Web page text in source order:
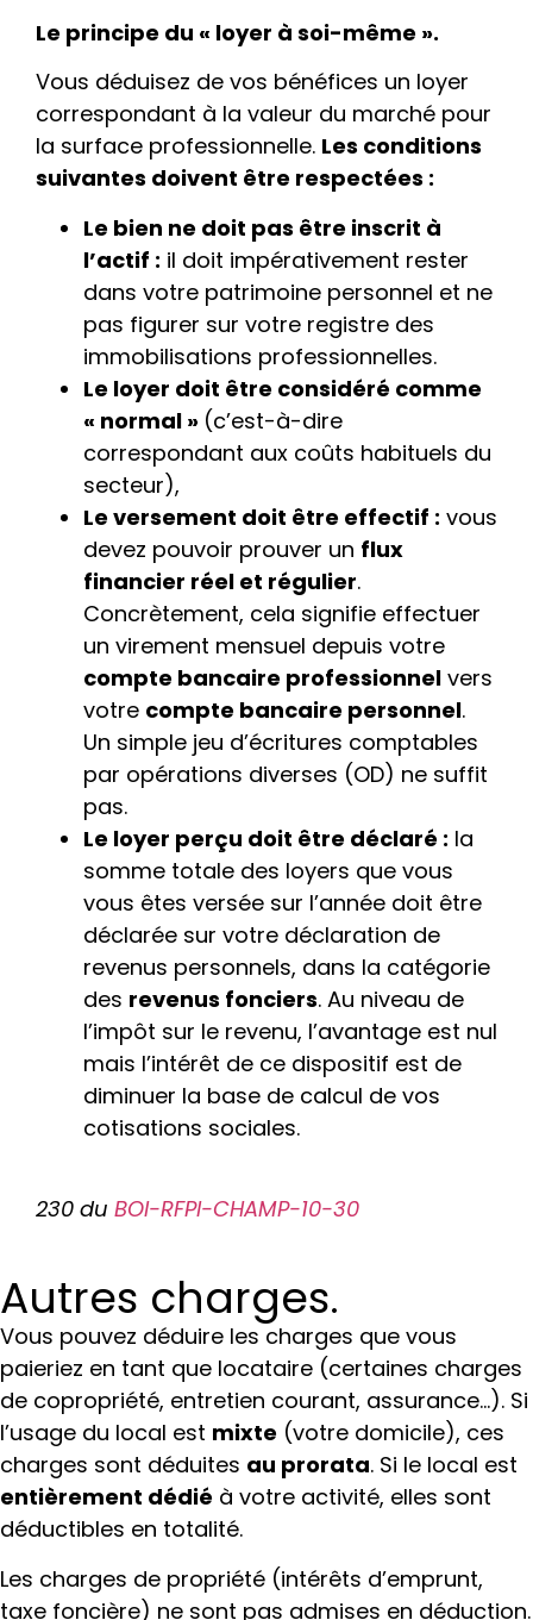
Le principe du « loyer à soi-même ».
Vous déduisez de vos bénéfices un loyer
correspondant à la valeur du marché pour
la surface professionnelle. Les conditions
suivantes doivent être respectées :
Le bien ne doit pas être inscrit à
l’actif : il doit impérativement rester
dans votre patrimoine personnel et ne
pas figurer sur votre registre des
immobilisations professionnelles.
Le loyer doit être considéré comme
« normal » (c’est-à-dire
correspondant aux coûts habituels du
secteur),
Le versement doit être effectif : vous
devez pouvoir prouver un flux
financier réel et régulier.
Concrètement, cela signifie effectuer
un virement mensuel depuis votre
compte bancaire professionnel vers
votre compte bancaire personnel.
Un simple jeu d’écritures comptables
par opérations diverses (OD) ne suffit
pas.
Le loyer perçu doit être déclaré : la
somme totale des loyers que vous
vous êtes versée sur l’année doit être
déclarée sur votre déclaration de
revenus personnels, dans la catégorie
des revenus fonciers. Au niveau de
l’impôt sur le revenu, l’avantage est nul
mais l’intérêt de ce dispositif est de
diminuer la base de calcul de vos
cotisations sociales.
230 du BOI-RFPI-CHAMP-10-30
Autres charges.
Vous pouvez déduire les charges que vous
paieriez en tant que locataire (certaines charges
de copropriété, entretien courant, assurance…). Si
l’usage du local est mixte (votre domicile), ces
charges sont déduites au prorata. Si le local est
entièrement dédié à votre activité, elles sont
déductibles en totalité.
Les charges de propriété (intérêts d’emprunt,
taxe foncière) ne sont pas admises en déduction.